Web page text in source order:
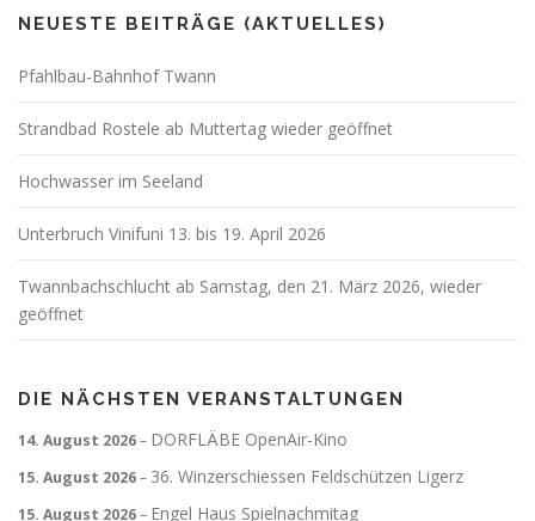
NEUESTE BEITRÄGE (AKTUELLES)
Pfahlbau-Bahnhof Twann
Strandbad Rostele ab Muttertag wieder geöffnet
Hochwasser im Seeland
Unterbruch Vinifuni 13. bis 19. April 2026
Twannbachschlucht ab Samstag, den 21. März 2026, wieder
geöffnet
DIE NÄCHSTEN VERANSTALTUNGEN
14. August 2026– DORFLÄBE OpenAir-Kino
15. August 2026– 36. Winzerschiessen Feldschützen Ligerz
15. August 2026– Engel Haus Spielnachmitag